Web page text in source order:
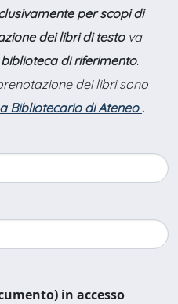
per scopi di
dei libri di testova
biblioteca di riferimento.
dei libri sono
Bibliotecario di Ateneo .
in accesso